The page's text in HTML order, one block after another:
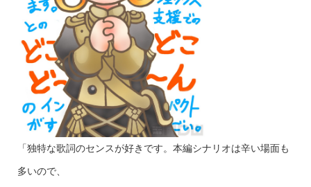
「独特な歌詞のセンスが好きです。本編シナリオは辛い場面も
多いので、